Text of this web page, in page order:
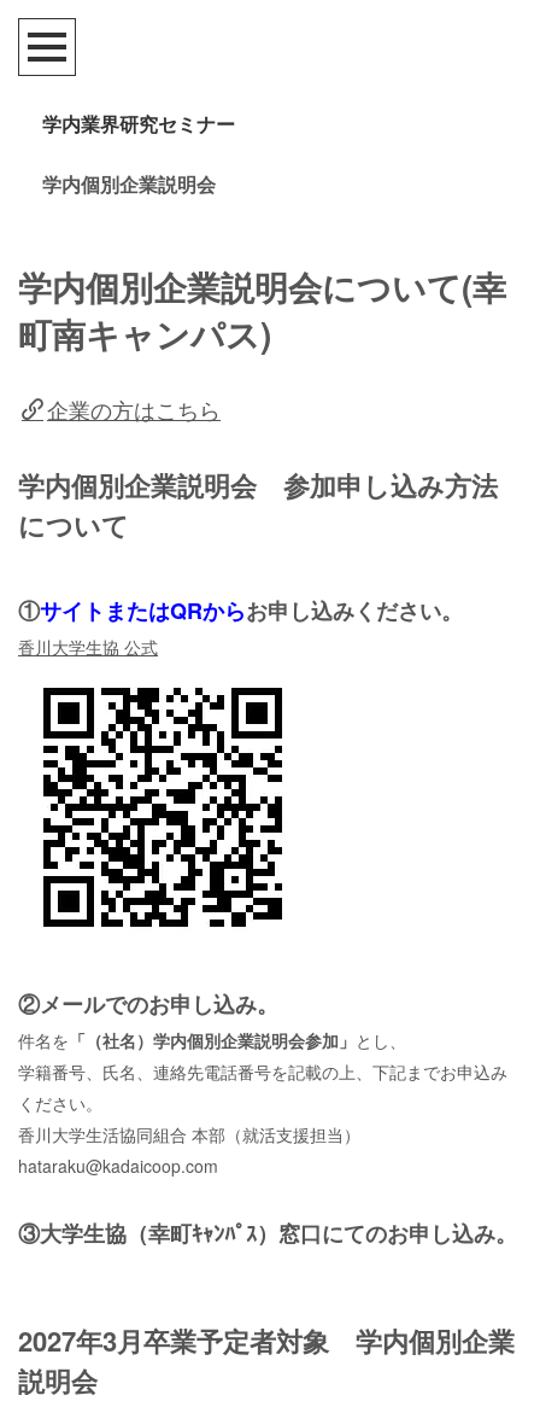
学内業界研究セミナー
学内個別企業説明会
学内個別企業説明会について(幸
町南キャンパス)
企業の方はこちら
学内個別企業説明会 参加申し込み方法
について
①サイトまたはQRからお申し込みください。
香川大学生協 公式
②メールでのお申し込み。
件名を 「（社名）学内個別企業説明会参加」 とし、
学籍番号、氏名、連絡先電話番号を記載の上、下記までお申込み
ください。
香川大学生活協同組合 本部（就活支援担当）
hataraku@kadaicoop.com
③大学生協（幸町ｷｬﾝﾊﾟｽ）窓口にてのお申し込み。
2027年3月卒業予定者対象 学内個別企業
説明会